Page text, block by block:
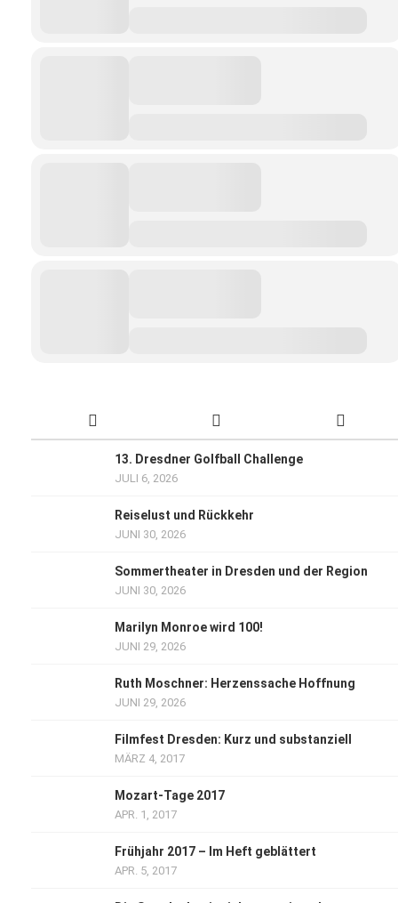
13. Dresdner Golfball Challenge
JULI 6, 2026
Reiselust und Rückkehr
JUNI 30, 2026
Sommertheater in Dresden und der Region
JUNI 30, 2026
Marilyn Monroe wird 100!
JUNI 29, 2026
Ruth Moschner: Herzenssache Hoffnung
JUNI 29, 2026
Filmfest Dresden: Kurz und substanziell
MÄRZ 4, 2017
Mozart-Tage 2017
APR. 1, 2017
Frühjahr 2017 – Im Heft geblättert
APR. 5, 2017